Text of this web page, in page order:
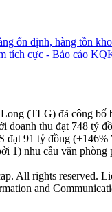
ổn định, hàng tồn
tích cực - Báo cáo
(TLG) đã công bố
doanh thu đạt 748 tỷ
đạt 91 tỷ đồng
1) nhu cầu văn phòng
All rights reserved.
and